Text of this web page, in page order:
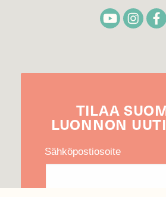
TILAA
LUONNON
Sähköpostiosoite